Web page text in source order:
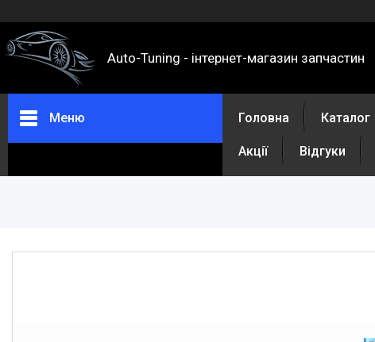
Auto-Tuning - інтернет-магазин запчастин
Меню Головна Каталог
Акції Відгуки